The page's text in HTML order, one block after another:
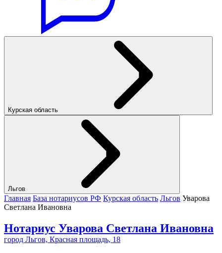
Курская область
Льгов
Главная База нотариусов РФ Курская область Льгов Уварова
Светлана Ивановна
Нотариус Уварова Светлана Ивановна
город Льгов, Красная площадь, 18